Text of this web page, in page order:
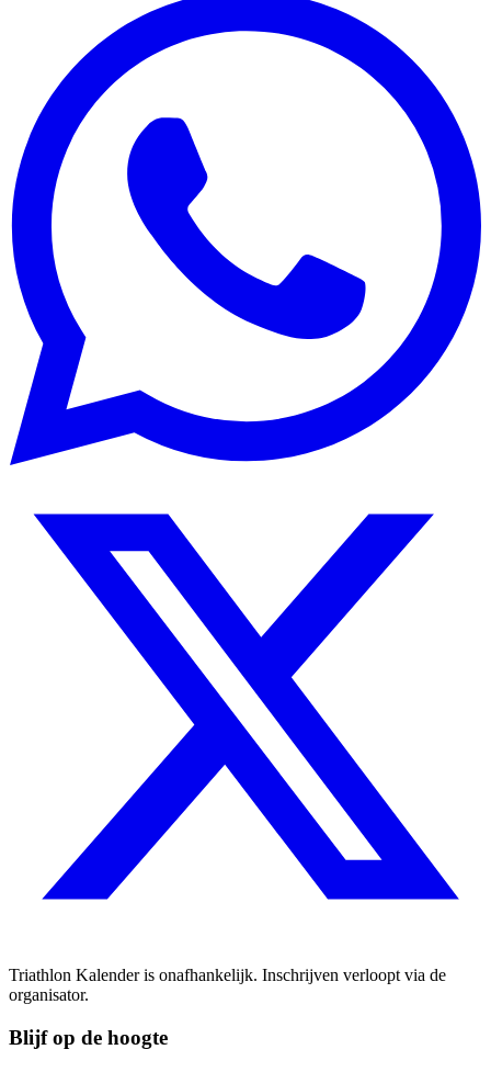
Triathlon Kalender is onafhankelijk. Inschrijven verloopt via de
organisator.
Blijf op de hoogte